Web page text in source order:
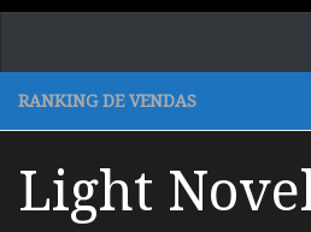
RANKING DE VENDAS
Light